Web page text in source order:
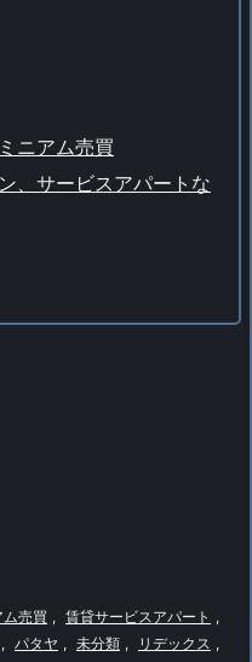
ニアム売買
、サービスアパートな
売買 , 賃貸サービスアパート ,
, パタヤ , 未分類 , リデックス ,